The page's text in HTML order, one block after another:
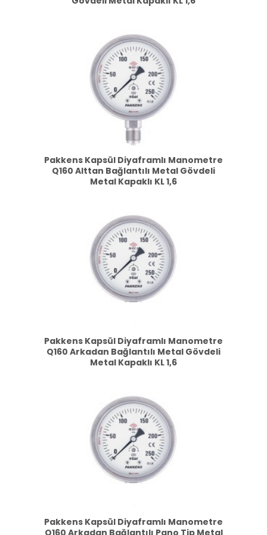
Pakkens Kapsül Diyaframlı Manometre
Q160 Alttan Bağlantılı Metal Gövdeli
Metal Kapaklı KL 1,6
Pakkens Kapsül Diyaframlı Manometre
Q160 Arkadan Bağlantılı Metal Gövdeli
Metal Kapaklı KL 1,6
Pakkens Kapsül Diyaframlı Manometre
Q160 Arkadan Bağlantılı Pano Tip Metal